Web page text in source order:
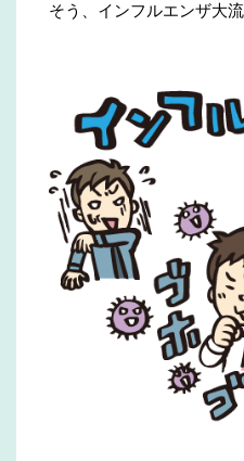
そう、インフルエンザ大